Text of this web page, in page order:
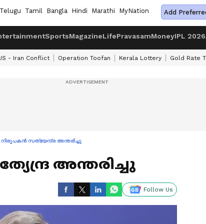
Telugu Tamil Bangla Hindi Marathi MyNation Add
SportsMagazineLifePravasamMoneyIPL 2026
- Iran Conflict Operation Toofan Kerala Lottery Gold Rate
നിരൂപകൻ സത്യേന്ദ്ര അന്തരിച്ചു
അന്തരിച്ചു
Follow Us